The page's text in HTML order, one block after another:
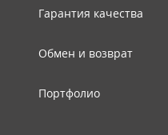
Гарантия качества
Обмен и возврат
Портфолио